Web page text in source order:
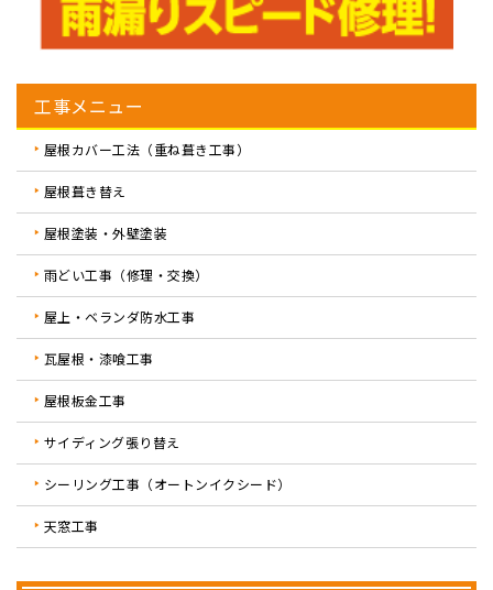
工事メニュー
屋根カバー工法（重ね葺き工事）
屋根葺き替え
屋根塗装・外壁塗装
雨どい工事（修理・交換）
屋上・ベランダ防水工事
瓦屋根・漆喰工事
屋根板金工事
サイディング張り替え
シーリング工事（オートンイクシード）
天窓工事